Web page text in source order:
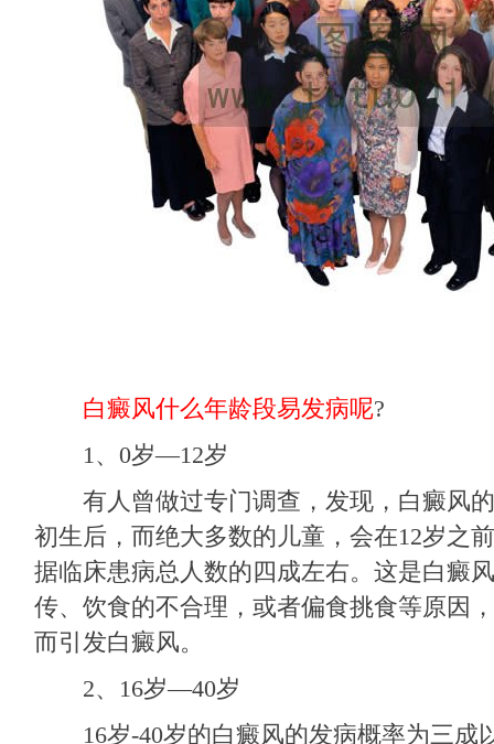
白癜风什么年龄段易发病呢?
1、0岁—12岁
有人曾做过专门调查，发现，白癜风的
初生后，而绝大多数的儿童，会在12岁之
据临床患病总人数的四成左右。这是白癜
传、饮食的不合理，或者偏食挑食等原因
而引发白癜风。
2、16岁—40岁
16岁-40岁的白癜风的发病概率为三成